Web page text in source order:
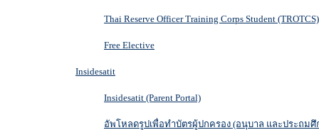
Thai Reserve Officer Training Corps Student (TROTCS)
Free Elective
Insidesatit
Insidesatit (Parent Portal)
อัพโหลดรูปเพื่อทำบัตรผู้ปกครอง (อนุบาล และประถมศึ